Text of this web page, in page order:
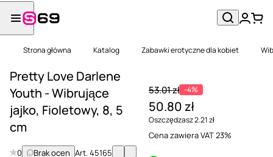
Strona główna Katalog Zabawki erotyczne dla kobiet
Pretty Love Darlene
Youth - Wibrujące
jajko, Fioletowy, 8, 5
cm
0 Brak ocen Art.45165
53.01 zł -4%
50.80 zł
Oszczędzasz 2.21 zł
Cena zawiera VAT 23%